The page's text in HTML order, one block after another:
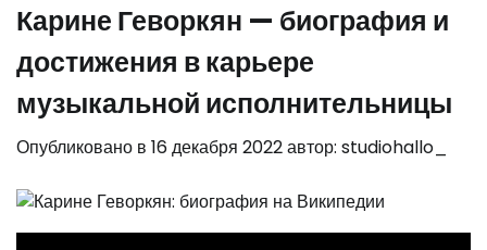
Карине Геворкян — биография и
достижения в карьере
музыкальной исполнительницы
Опубликовано в 16 декабря 2022автор: studiohallo_